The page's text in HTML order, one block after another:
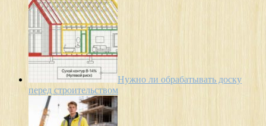
Нужно ли обрабатывать доску
перед строительством